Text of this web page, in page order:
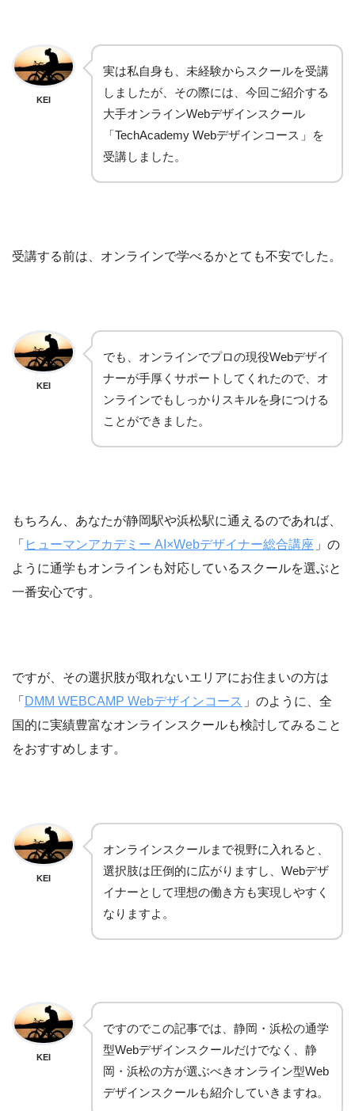
KEI
実は私自身も、未経験からスクールを受講
しましたが、その際には、今回ご紹介する
大手オンラインWebデザインスクール
「TechAcademy Webデザインコース 」を
受講しました。
受講する前は、オンラインで学べるかとても不安でした。
KEI
でも、オンラインでプロの現役Webデザイ
ナーが手厚くサポートしてくれたので、オ
ンラインでもしっかりスキルを身につける
ことができました。
もちろん、あなたが静岡駅や浜松駅に通えるのであれば、
「 ヒューマンアカデミー AI×Webデザイナー総合講座 」の
ように通学もオンラインも対応しているスクールを選ぶと
一番安心です。
ですが、その選択肢が取れないエリアにお住まいの方は
「 DMM WEBCAMP Webデザインコース 」のように、全
国的に実績豊富なオンラインスクールも検討してみること
をおすすめします。
KEI
オンラインスクールまで視野に入れると、
選択肢は圧倒的に広がりますし、Webデザ
イナーとして理想の働き方も実現しやすく
なりますよ。
KEI
ですのでこの記事では、静岡・浜松の通学
型Webデザインスクールだけでなく、静
岡・浜松の方が選ぶべきオンライン型Web
デザインスクールも紹介していきますね。